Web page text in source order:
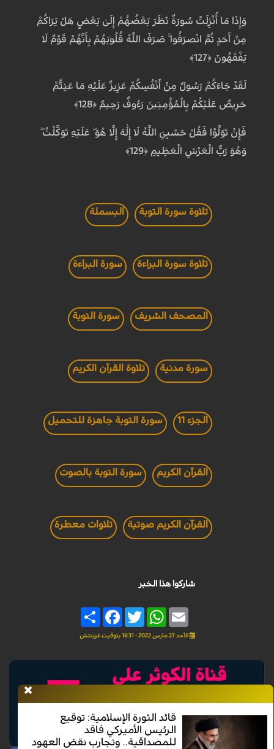
وَإِذَا مَا أُنْزِلَتْ سُورَةٌ نَظَرَ بَعْضُهُمْ إِلَىٰ بَعْضٍ هَلْ يَرَاكُمْ
مِنْ أَحَدٍ ثُمَّ انْصَرَفُوا ۚ صَرَفَ اللَّهُ قُلُوبَهُمْ بِأَنَّهُمْ قَوْمٌ لَا
يَفْقَهُونَ ﴿127﴾
لَقَدْ جَاءَكُمْ رَسُولٌ مِنْ أَنْفُسِكُمْ عَزِيزٌ عَلَيْهِ مَا عَنِتُّمْ
حَرِيصٌ عَلَيْكُمْ بِالْمُؤْمِنِينَ رَءُوفٌ رَحِيمٌ ﴿128﴾
فَإِنْ تَوَلَّوْا فَقُلْ حَسْبِيَ اللَّهُ لَا إِلَٰهَ إِلَّا هُوَ ۖ عَلَيْهِ تَوَكَّلْتُ ۖ
وَهُوَ رَبُّ الْعَرْشِ الْعَظِيمِ ﴿129﴾
تلاوة سورة التوبة البسملة
تلاوة سورة البراءة سورة البراءة
المصحف الشريف سورة التوبة
سورة مدنية تلاوة القرآن الكريم
الجزء 11 سورة التوبة جاهزة للتحميل
القرآن الكريم سورة التوبة بالصوت
القرآن الكريم صوتية تلاوات معطرة
شاركوا هذا الخبر
Share
FacebookTwitter
WhatsAppEmail
الأحد 27 مارس 2022 - 16:31 بتوقيت غرينتش
قائد الثورة الإسلامية: توقيع
الرئيس الأميركي فاقد
للمصداقية.. وتجارب نقض العهود